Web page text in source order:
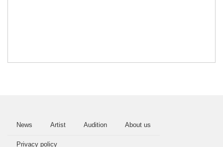
News Artist Audition About us
Privacy policy